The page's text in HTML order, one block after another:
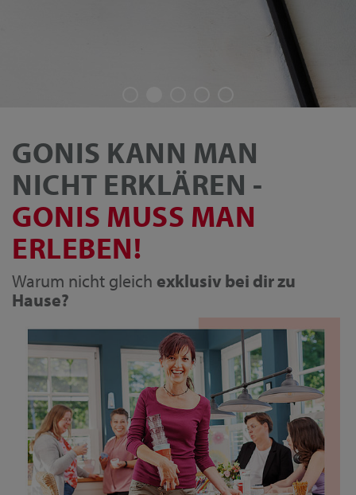
GONIS KANN MAN
NICHT ERKLÄREN -
GONIS MUSS MAN
ERLEBEN!
Warum nicht gleich exklusiv bei dir zu
Hause?